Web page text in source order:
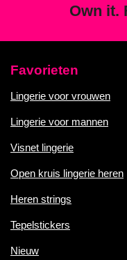
Own it.
Favorieten
Lingerie voor vrouwen
Lingerie voor mannen
Visnet lingerie
Open kruis lingerie heren
Heren strings
Tepelstickers
Nieuw